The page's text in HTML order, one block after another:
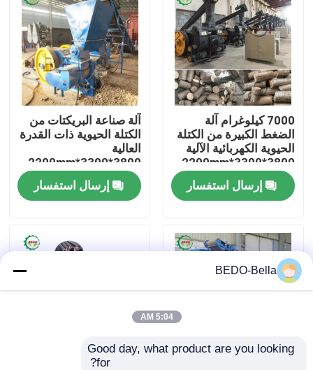
المنتجات
معلومات عنا
جولة في المعمل
رقابة جودة
اتصل بنا
أخبار
آلة تقطيع الخشب
7000 كيلوغرام آلة
الضغط الكبيرة من الكتلة
الحيوية الكهربائية الآلية
3800*3300*2200mm
إرسال استفسار
آلة صناعة البريكتات من
الكتلة الحيوية ذات القدرة
العالية
3800*3300*2200mm
إرسال استفسار
15 كيلوواط محرك
BEDO-Bella
5:04 AM
Good day, what product are you looking
for?